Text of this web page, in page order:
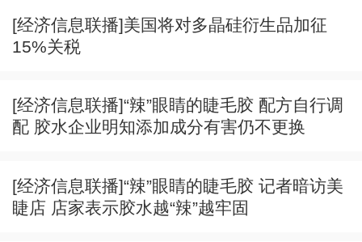
[经济信息联播]美国将对多晶硅衍生品加征
15%关税
[经济信息联播]“辣”眼睛的睫毛胶 配方自行调
配 胶水企业明知添加成分有害仍不更换
[经济信息联播]“辣”眼睛的睫毛胶 记者暗访美
睫店 店家表示胶水越“辣”越牢固